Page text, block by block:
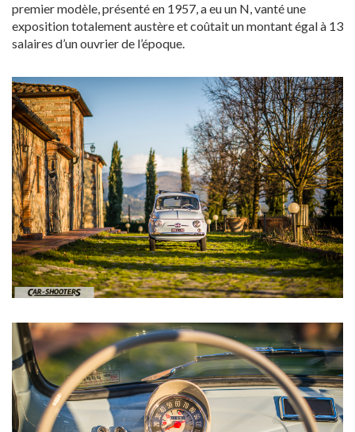
premier modèle, présenté en 1957, a eu un N, vanté une
exposition totalement austère et coûtait un montant égal à 13
salaires d’un ouvrier de l’époque.